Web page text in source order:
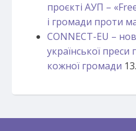
проєкті АУП –
і громади проти
CONNECT-EU –
української
кожної громади